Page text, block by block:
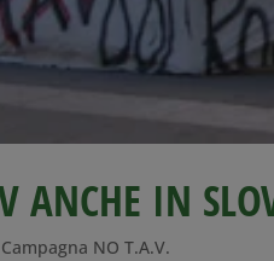
ANCHE IN
Campagna NO T.A.V.